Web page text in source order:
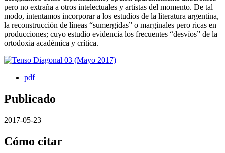
pero no extraña a otros intelectuales y artistas del momento. De tal
modo, intentamos incorporar a los estudios de la literatura argentina,
la reconstrucción de líneas “sumergidas” o marginales pero ricas en
producciones; cuyo estudio evidencia los frecuentes “desvíos” de la
ortodoxia académica y crítica.
pdf
Publicado
2017-05-23
Cómo citar